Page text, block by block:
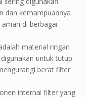
dan kemampuannya
di berbagai
material ringan
untuk tutup
berat filter
internal filter yang